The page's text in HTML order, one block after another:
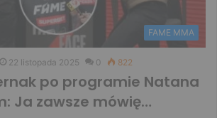
FAME MMA
22 listopada 2025 0 822
po programie Natana
Ja zawsze mówię…